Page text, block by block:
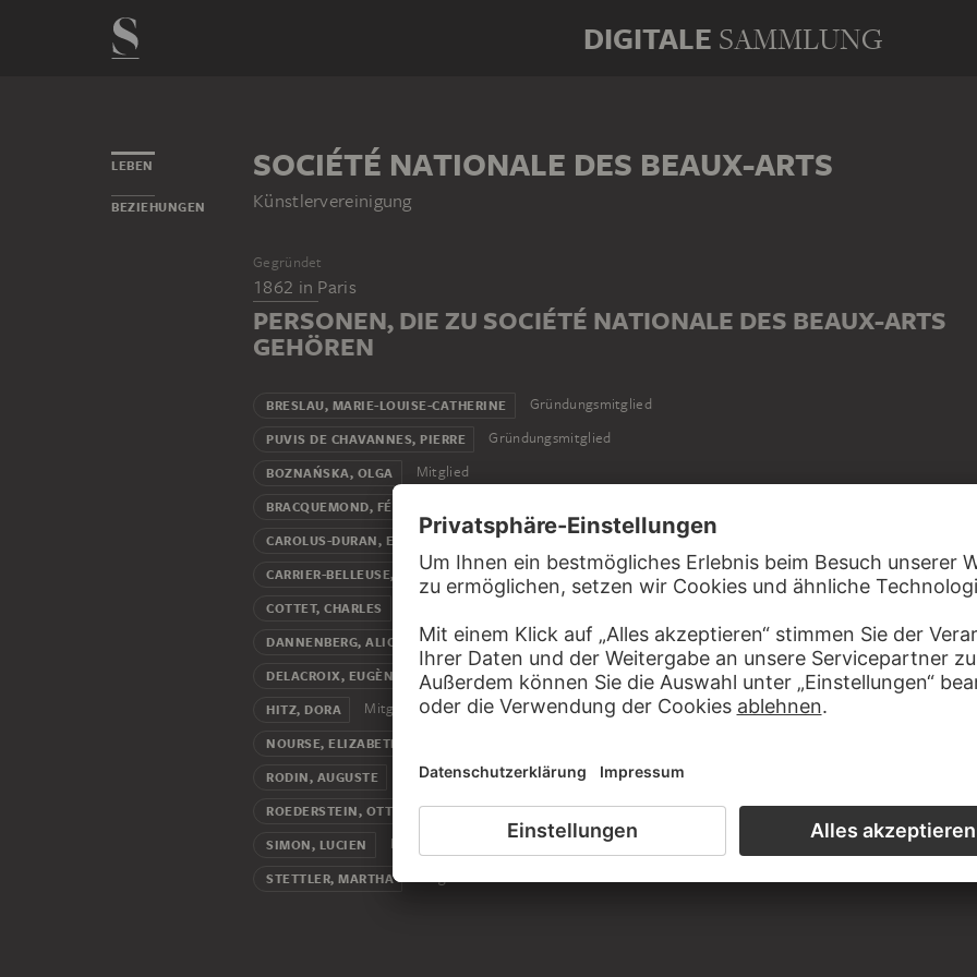
DIGITALE SAMMLUNG
LEBEN
BEZIEHUNGEN
SOCIÉTÉ NATIONALE DES BEAUX-ARTS
Künstlervereinigung
Gegründet
1862 in Paris
PERSONEN, DIE ZU SOCIÉTÉ NATIONALE DES BEAUX-ARTS
GEHÖREN
BRESLAU, MARIE-LOUISE-CATHERINE Gründungsmitglied
PUVIS DE CHAVANNES, PIERRE Gründungsmitglied
BOZNAŃSKA, OLGA Mitglied
BRACQUEMOND, FÉLIX
CAROLUS-DURAN, EMILE AUGUSTE Mitglied
CARRIER-BELLEUSE, ALBERT-ERNEST Mitglied
COTTET, CHARLES
DANNENBERG, ALICE Mitglied
DELACROIX, EUGÈNE Mitglied
HITZ, DORA Mitglied
NOURSE, ELIZABETH
RODIN, AUGUSTE Mitglied
ROEDERSTEIN, OTTILIE W. Mitglied
SIMON, LUCIEN Mitglied
STETTLER, MARTHA